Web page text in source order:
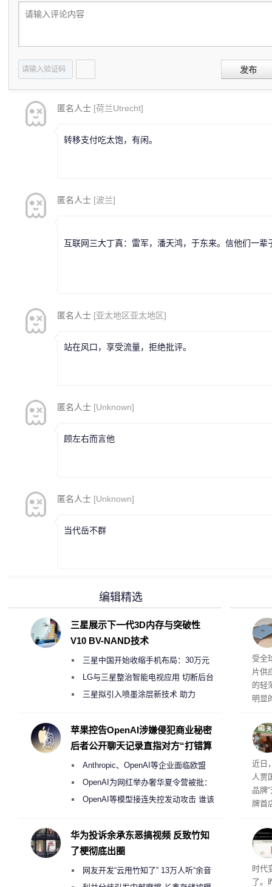
发布
匿名人士 [荷兰Utrecht]
转移支付吃太饱，有闲。
匿名人士 [波兰]
互联网三大丁真：雷军，潘天鸿，于东来。信他们一辈
匿名人士 [亚太地区亚太地区]
站在风口，享受流量，拒绝批评。
匿名人士 [Unknown]
顾左右而言他
匿名人士 [Unknown]
当代岳不群
交
受全
片供
的轻
明显
肉
近日
人贾
品牌
牌首
者
与西
时代
了。
编辑精选
三星展示下一代3D内存与突破性
V10 BV-NAND技术
三星中国开始收缩手机布局：30万元
月销售额不达标门店 将被逐步清退
LG与三星整治智能电视应用 切断后台
偷偷共享带宽的违规行为
三星拟引入喷墨涂层新技术 助力
度
苹果控告OpenAI涉嫌侵犯商业秘密
后者公开聊天记录直指对方“打错算
Anthropic、OpenAI等企业面临欧盟
《人工智能法案》全新执法权限审查
OpenAI为网红举办奢华夏令营被批：
2000美元一晚 遭讽“反乌托邦”
OpenAI等模型接连失控发动攻击 谁该
华为投诉余承东恶搞视频 反致竹知
了梗彻底出圈
网友开发“云甩竹知了” 13万人听“余音